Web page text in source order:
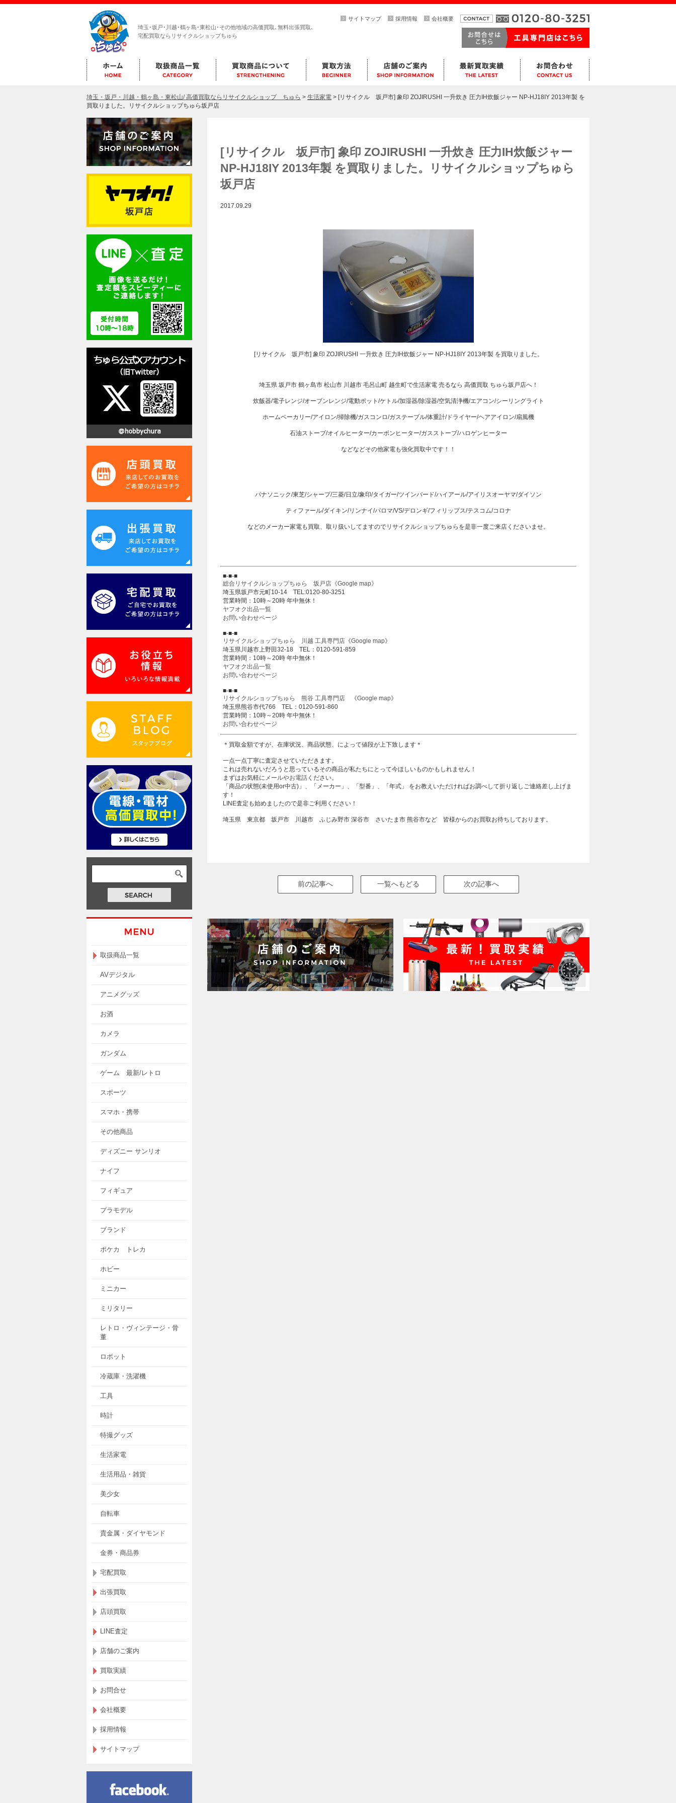
埼玉･坂戸･川越･鶴ヶ島･東松山･その他地域の高価買取､無料出張買取､
宅配買取ならリサイクルショップちゅら
サイトマップ 採用情報 会社概要
埼玉・坂戸・川越・鶴ヶ島・東松山/ 高価買取ならリサイクルショップ ちゅら > 生活家電 > [リサイクル 坂戸市] 象印 ZOJIRUSHI 一升炊き 圧力IH炊飯ジャー NP-HJ18IY 2013年製 を
買取りました。リサイクルショップちゅら坂戸店
[リサイクル 坂戸市] 象印 ZOJIRUSHI 一升炊き 圧力IH炊飯ジャー
NP-HJ18IY 2013年製 を買取りました。リサイクルショップちゅら
坂戸店
2017.09.29
[リサイクル 坂戸市] 象印 ZOJIRUSHI 一升炊き 圧力IH炊飯ジャー NP-HJ18IY 2013年製 を買取りました。
埼玉県 坂戸市 鶴ヶ島市 松山市 川越市 毛呂山町 越生町で生活家電 売るなら 高価買取 ちゅら坂戸店へ！
炊飯器/電子レンジ/オーブンレンジ/電動ポット/ケトル/加湿器/除湿器/空気清浄機/エアコン/シーリングライト
ホームベーカリー/アイロン/掃除機/ガスコンロ/ガステーブル/体重計/ドライヤー/ヘアアイロン/扇風機
石油ストーブ/オイルヒーター/カーボンヒーター/ガスストーブ/ハロゲンヒーター
などなどその他家電も強化買取中です！！
パナソニック/東芝/シャープ/三菱/日立/象印/タイガー/ツインバード/ハイアール/アイリスオーヤマ/ダイソン
ティファール/ダイキン/リンナイ/パロマ/VS/デロンギ/フィリップス/テスコム/コロナ
などのメーカー家電も買取、取り扱いしてますのでリサイクルショップちゅらを是非一度ご来店くださいませ。
■-■-■
総合リサイクルショップちゅら 坂戸店 《Google map》
埼玉県坂戸市元町10-14 TEL:0120-80-3251
営業時間：10時～20時 年中無休！
ヤフオク出品一覧
お問い合わせページ
■-■-■
リサイクルショップちゅら 川越 工具専門店 《Google map》
埼玉県川越市上野田32-18 TEL：0120-591-859
営業時間：10時～20時 年中無休！
ヤフオク出品一覧
お問い合わせページ
■-■-■
リサイクルショップちゅら 熊谷 工具専門店 《Google map》
埼玉県熊谷市代766 TEL：0120-591-860
営業時間：10時～20時 年中無休！
お問い合わせページ
＊買取金額ですが、在庫状況、商品状態、によって値段が上下致します＊
一点一点丁寧に査定させていただきます。
これは売れないだろうと思っているその商品が私たちにとって今ほしいものかもしれません！
まずはお気軽に メールやお電話 ください。
「商品の状態(未使用or中古)」、「メーカー」、「型番」、「年式」 をお教えいただければお調べして折り返しご連絡差し上げま
す！
LINE査定も始めましたので是非ご利用ください！
埼玉県 東京都 坂戸市 川越市 ふじみ野市 深谷市 さいたま市 熊谷市など 皆様からのお買取お待ちしております。
前の記事へ 次の記事へ
一覧へもどる
取扱商品一覧
AVデジタル
アニメグッズ
お酒
カメラ
ガンダム
ゲーム 最新/レトロ
スポーツ
スマホ・携帯
その他商品
ディズニー サンリオ
ナイフ
フィギュア
プラモデル
ブランド
ポケカ トレカ
ホビー
ミニカー
ミリタリー
レトロ・ヴィンテージ・骨
董
ロボット
冷蔵庫・洗濯機
工具
時計
特撮グッズ
生活家電
生活用品・雑貨
美少女
自転車
貴金属・ダイヤモンド
金券・商品券
宅配買取
出張買取
店頭買取
LINE査定
店舗のご案内
買取実績
お問合せ
会社概要
採用情報
サイトマップ